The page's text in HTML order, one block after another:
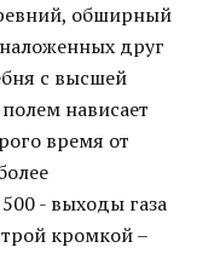
обширный
друг
с высшей
нависает
время от
- выходы газа
кромкой –